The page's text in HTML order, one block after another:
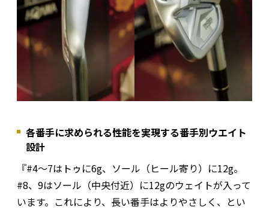
各番手に求められる性能を実現する番手別ウエイト
設計
『#4〜7はトゥに6g、ソール（ヒール寄り）に12g。
#8、9はソール（中央付近）に12gのウェイトが入って
います。これにより、長い番手はよりやさしく、とい